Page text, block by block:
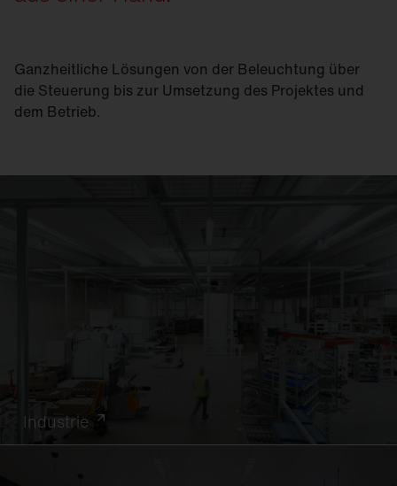
Ganzheitliche Lösungen von der Beleuchtung über
die Steuerung bis zur Umsetzung des Projektes und
dem Betrieb.
Industrie